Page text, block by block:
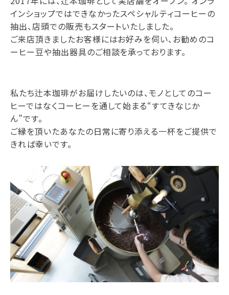
インショップではできなかったスペシャルティコーヒーの
抽出、店頭での販売もスタートいたしました。
ご来店頂きましたお客様にはお好みを伺い、お勧めのコ
ーヒー豆や抽出器具のご相談を承っております。
私たち辻本珈琲がお届けしたいのは、モノとしてのコー
ヒーではなくコーヒーを通して始まる“すてきなじか
ん”です。
ご縁を頂いたあなたの日常に寄り添える一杯をご提供で
きれば幸いです。